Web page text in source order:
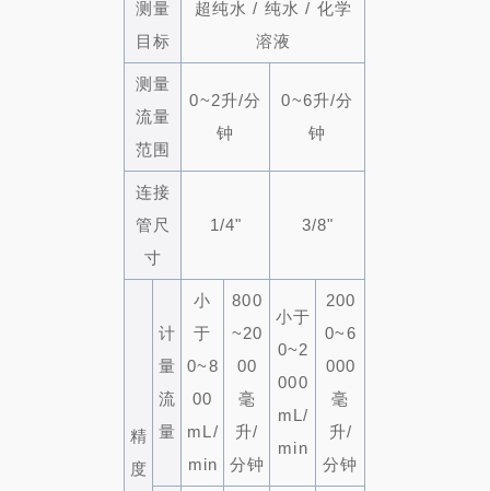
测量
目标
超纯水 / 纯水 / 化学
溶液
测量
流量
范围
0~2升/分
钟
0~6升/分
钟
连接
管尺
寸
1/4" 3/8"
精
度
计
量
流
量
小
于
0~8
00
mL/
min
800
~20
00
毫
升/
分钟
小于
0~2
000
mL/
min
200
0~6
000
毫
升/
分钟